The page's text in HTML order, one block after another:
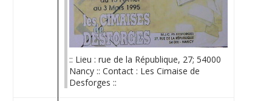
:: Lieu : rue de la République, 27; 54000
Nancy :: Contact : Les Cimaise de
Desforges ::